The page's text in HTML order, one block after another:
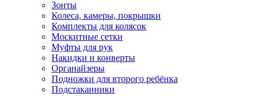
Зонты
Колеса, камеры, покрышки
Комплекты для колясок
Москитные сетки
Муфты для рук
Накидки и конверты
Органайзеры
Подножки для второго ребёнка
Подстаканники